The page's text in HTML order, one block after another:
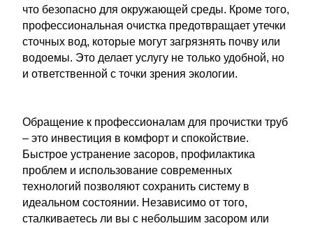
что безопасно для окружающей среды. Кроме того,
профессиональная очистка предотвращает утечки
сточных вод, которые могут загрязнять почву или
водоемы. Это делает услугу не только удобной, но
и ответственной с точки зрения экологии.
Обращение к профессионалам для прочистки труб
– это инвестиция в комфорт и спокойствие.
Быстрое устранение засоров, профилактика
проблем и использование современных
технологий позволяют сохранить систему в
идеальном состоянии. Независимо от того,
сталкиваетесь ли вы с небольшим засором или